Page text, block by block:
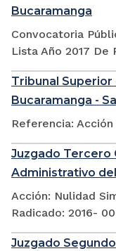
Bucaramanga
Convocatoria
Lista Año 2017 De
Tribunal
Bucaramanga -
Referencia:
Juzgado Tercero
Administrativo
Acción: Nulidad
Radicado: 2016-
Juzgado